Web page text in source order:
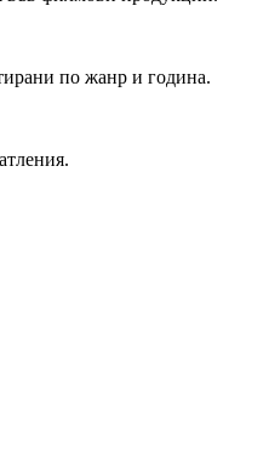
по жанр и година.